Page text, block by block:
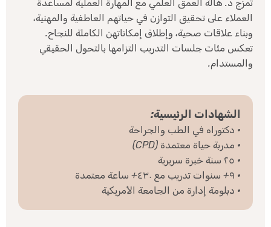
تمزج د. هالة العمق العلمي مع المهارة العملية لمساعدة
العملاء على تحقيق التوازن في حياتهم العاطفية والمهنية،
وبناء علاقات صحية، وإطلاق إمكاناتهن الكاملة للنجاح.
تعكس مئات جلسات التدريب التزامها بالتحول الحقيقي
والمستدام.
الشهادات الرئيسية:
• دكتوراه في الطب والجراحة
• مدربة حياة معتمدة (CPD)
• ٢٥ سنة خبرة سريرية
• ٩+ سنوات تدريب مع ٤٣٠+ ساعة معتمدة
• دبلومة إدارة من الجامعة الأمريكية